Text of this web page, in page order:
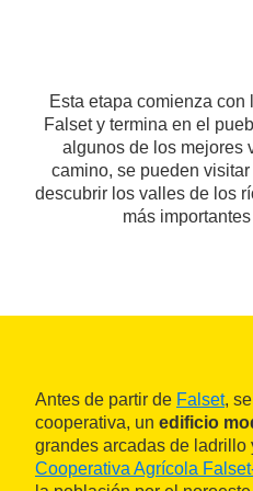
Esta etapa comienza
Falset y termina en el
algunos de los mejores
camino, se pueden
descubrir los valles de los
más
Antes de partir de Falset,
cooperativa, un edificio
grandes arcadas de ladrillo
Cooperativa Agrícola